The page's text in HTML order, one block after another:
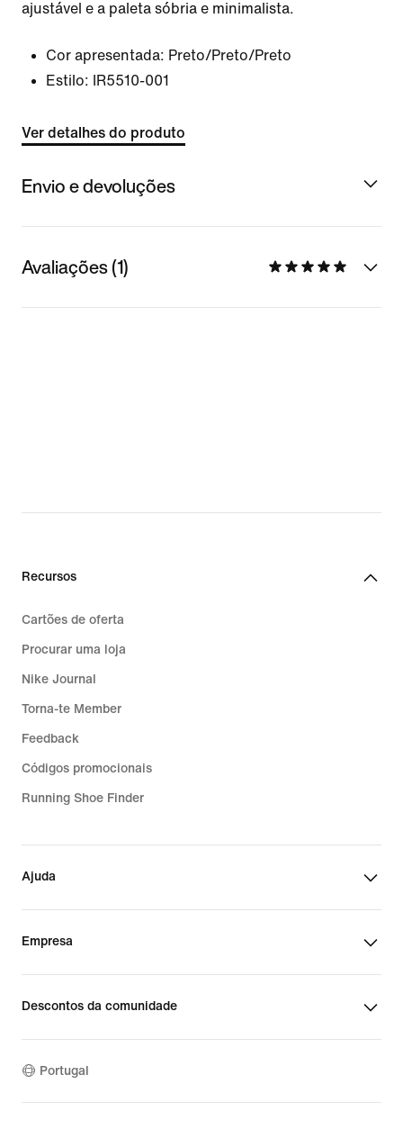
ajustável e a paleta sóbria e minimalista.
Cor apresentada: Preto/Preto/Preto
Estilo:
IR5510-001
Ver detalhes do produto
Envio e devoluções
Avaliações (1)
Recursos
Cartões de oferta
Procurar uma loja
Nike Journal
Torna-te Member
Feedback
Códigos promocionais
Running Shoe Finder
Ajuda
Empresa
Descontos da comunidade
Portugal